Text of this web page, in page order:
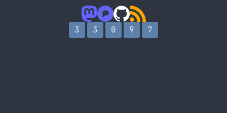
3 3 0 9 7